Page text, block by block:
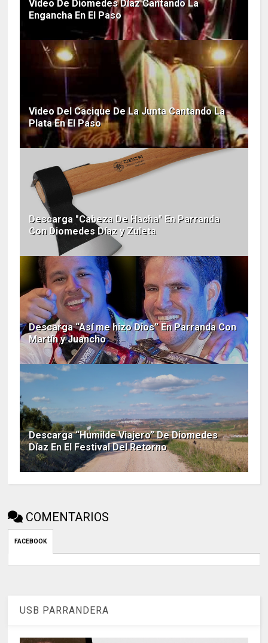
Video De Diomedes Díaz Cantando La
Engancha En El Paso
Video Del Cacique De La Junta Cantando La
Plata En El Paso
Descarga "Cabeza De Hacha" En Parranda
Con Diomedes Díaz y Zuleta
Descarga “Así me hizo Dios” En Parranda Con
Martín y Juancho
Descarga “Humilde Viajero” De Diomedes
Díaz En El Festival Del Retorno
COMENTARIOS
FACEBOOK
USB PARRANDERA